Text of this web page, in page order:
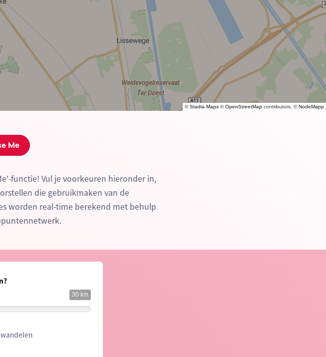
©Stadia Maps ©OpenStreetMap contributors, ©NodeMapp
Me
functie! Vul je voorkeuren hieronder in,
die gebruikmaken van de
worden real-time berekend met behulp
30 km